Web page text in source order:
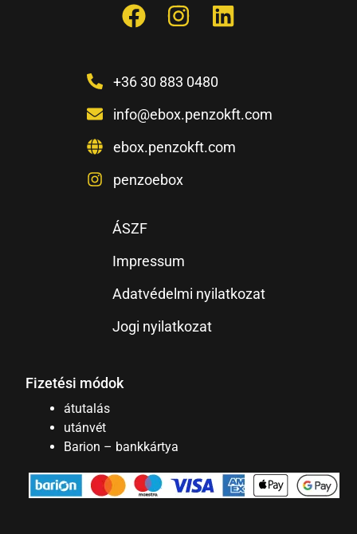
+36 30 883 0480
info@ebox.penzokft.com
ebox.penzokft.com
penzoebox
ÁSZF
Impressum
Adatvédelmi nyilatkozat
Jogi nyilatkozat
Fizetési módok
átutalás
utánvét
Barion – bankkártya